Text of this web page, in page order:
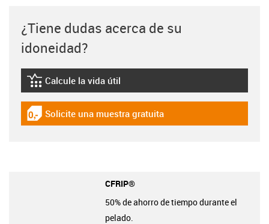
¿Tiene dudas acerca de su
idoneidad?
igus-icon-lebensdauerrechner
Calcule la vida útil
igus-icon-gratismuster
Solicite una muestra gratuita
CFRIP®
50% de ahorro de tiempo durante el
pelado.